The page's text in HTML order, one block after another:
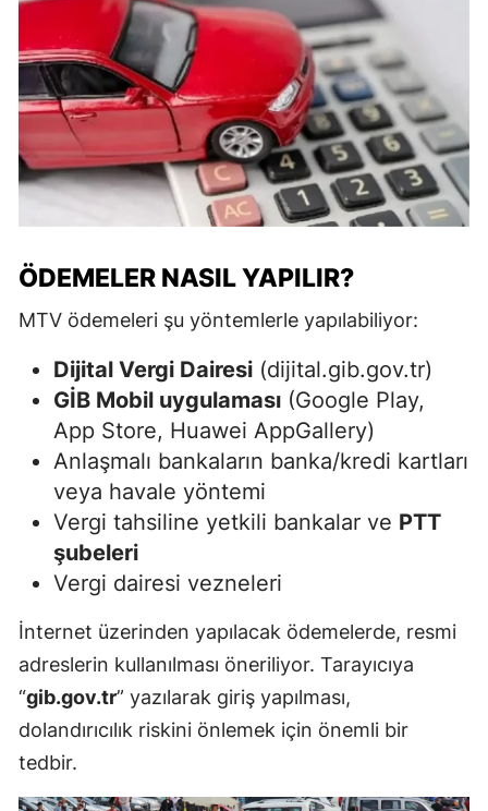
ÖDEMELER NASIL YAPILIR?
MTV ödemeleri şu yöntemlerle yapılabiliyor:
Dijital Vergi Dairesi (dijital.gib.gov.tr)
GİB Mobil uygulaması (Google Play,
App Store, Huawei AppGallery)
Anlaşmalı bankaların banka/kredi kartları
veya havale yöntemi
Vergi tahsiline yetkili bankalar ve PTT
şubeleri
Vergi dairesi vezneleri
İnternet üzerinden yapılacak ödemelerde, resmi
adreslerin kullanılması öneriliyor. Tarayıcıya
“gib.gov.tr” yazılarak giriş yapılması,
dolandırıcılık riskini önlemek için önemli bir
tedbir.